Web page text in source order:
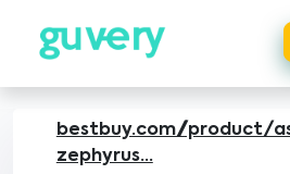
bestbuy.com//product/
zephyrus...